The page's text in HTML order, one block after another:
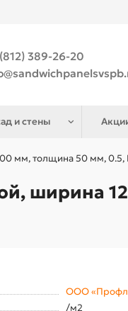
389-26-20
и стены
мм, толщина 50 мм, 0.5,
ширина
ООО
/м2